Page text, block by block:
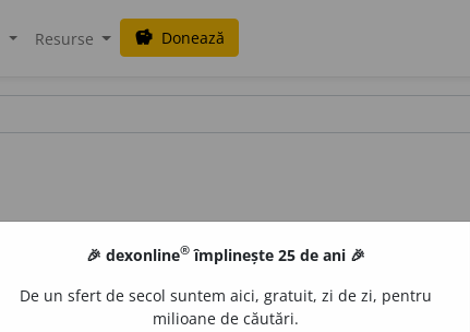
Resurse savings Donează
🎉 dexonline® împlinește 25 de ani 🎉
De un sfert de secol suntem aici, gratuit, zi de zi, pentru
milioane de căutări.